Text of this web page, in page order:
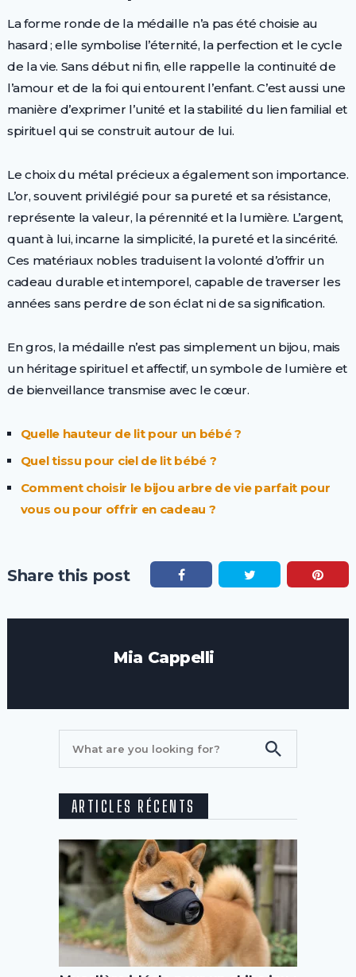
La forme ronde de la médaille n’a pas été choisie au
hasard ; elle symbolise l’éternité, la perfection et le cycle
de la vie. Sans début ni fin, elle rappelle la continuité de
l’amour et de la foi qui entourent l’enfant. C’est aussi une
manière d’exprimer l’unité et la stabilité du lien familial et
spirituel qui se construit autour de lui.
Le choix du métal précieux a également son importance.
L’or, souvent privilégié pour sa pureté et sa résistance,
représente la valeur, la pérennité et la lumière. L’argent,
quant à lui, incarne la simplicité, la pureté et la sincérité.
Ces matériaux nobles traduisent la volonté d’offrir un
cadeau durable et intemporel, capable de traverser les
années sans perdre de son éclat ni de sa signification.
En gros, la médaille n’est pas simplement un bijou, mais
un héritage spirituel et affectif, un symbole de lumière et
de bienveillance transmise avec le cœur.
Quelle hauteur de lit pour un bébé ?
Quel tissu pour ciel de lit bébé ?
Comment choisir le bijou arbre de vie parfait pour
vous ou pour offrir en cadeau ?
Share this post
Mia Cappelli
ARTICLES RÉCENTS